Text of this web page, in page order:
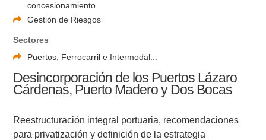
concesionamiento
Gestión de Riesgos
Sectores
Puertos, Ferrocarril e Intermodal...
Desincorporación de los Puertos Lázaro
Cárdenas, Puerto Madero y Dos Bocas
Reestructuración integral portuaria, recomendaciones
para privatización y definición de la estrategia